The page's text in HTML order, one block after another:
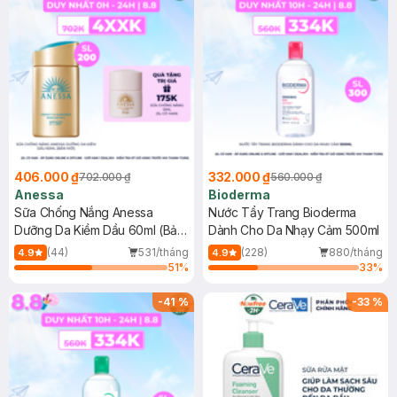
406.000 ₫702.000 ₫
Anessa
Sữa Chống Nắng Anessa
Dưỡng Da Kiềm Dầu 60ml (Bản
Mới)
4.9 (44)
531/tháng
51%
332.000 ₫560.000 ₫
Bioderma
Nước Tẩy Trang Bioderma
Dành Cho Da Nhạy Cảm 500ml
4.9 (228)
880/tháng
33%
-41% -33 %